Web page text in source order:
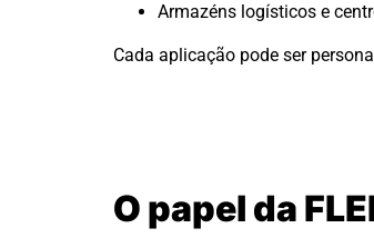
Armazéns logísticos e
Cada aplicação pode ser
O papel da